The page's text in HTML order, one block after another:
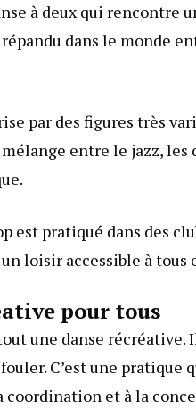
à deux qui rencontre
dans le monde
par des figures très
entre le jazz,
est pratiqué dans des
loisir accessible à
pour tous
une danse récréative.
C’est une
coordination et à la